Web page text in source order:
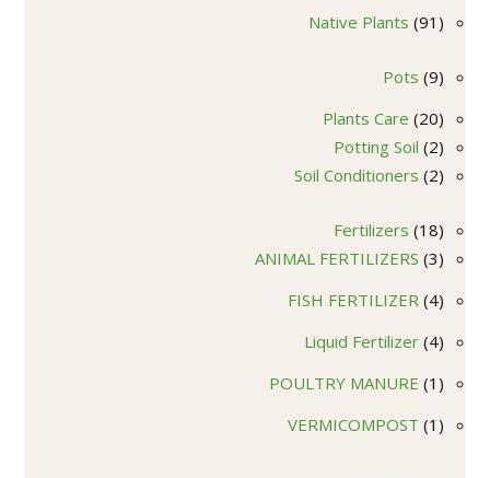
Native Plants 91
91
Pots 9
9
Plants Care 20
20
منتجPotting Soil 2
2
منتجات
Soil Conditioners 2
2
Fertilizers 18
18
منتجANIMAL FERTILIZERS 3
3
FISH FERTILIZER 4
4
Liquid Fertilizer 4
4
POULTRY MANURE 11
VERMICOMPOST 11